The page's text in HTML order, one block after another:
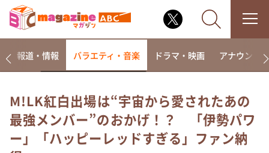
なるみ・岡村の過ぎるTV
相席食堂
報道・情報 バラエティ・音楽 ドラマ・映画 アナウンサー
M!LK紅白出場は“宇宙から愛されたあの
最強メンバー”のおかげ！？ 「伊勢パワ
ー」「ハッピーレッドすぎる」ファン納